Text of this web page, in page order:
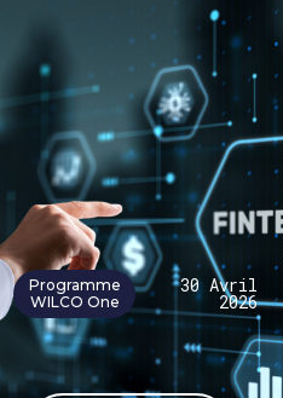
Programme
WILCO One
30 Avril
2026